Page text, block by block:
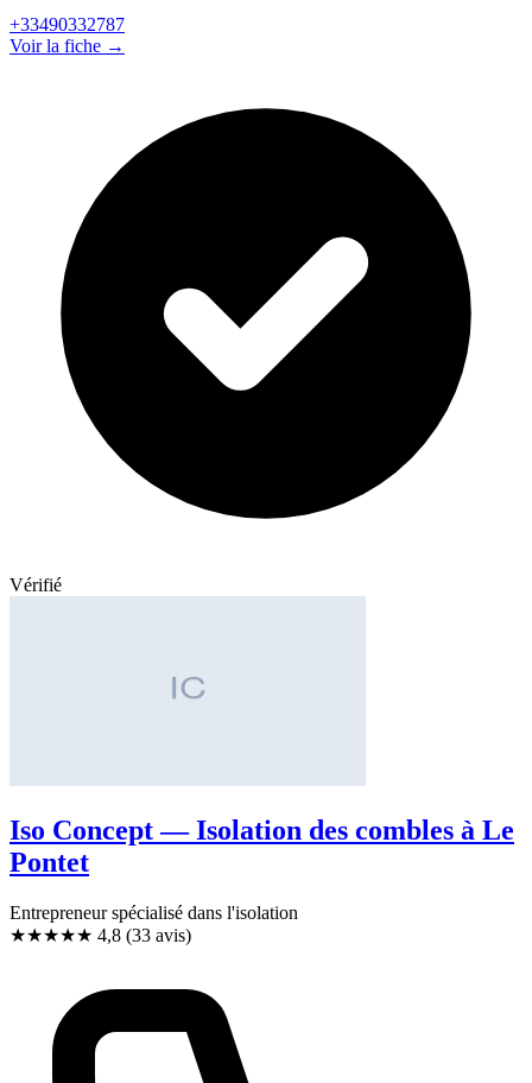
+33490332787
Voir la fiche →
Vérifié
Iso Concept — Isolation des combles à Le
Pontet
Entrepreneur spécialisé dans l'isolation
★★★★★ 4,8 (33 avis)